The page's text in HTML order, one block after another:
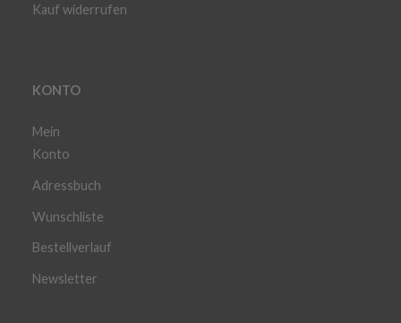
Kauf widerrufen
KONTO
Mein
Konto
Adressbuch
Wunschliste
Bestellverlauf
Newsletter